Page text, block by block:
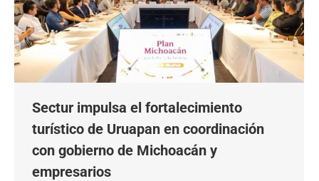
Sectur impulsa el fortalecimiento
turístico de Uruapan en coordinación
con gobierno de Michoacán y
empresarios